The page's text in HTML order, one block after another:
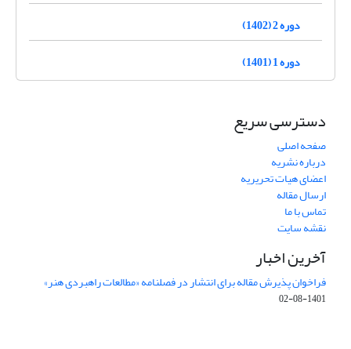
دوره 2 (1402)
دوره 1 (1401)
دسترسی سریع
صفحه اصلی
درباره نشریه
اعضای هیات تحریریه
ارسال مقاله
تماس با ما
نقشه سایت
آخرین اخبار
فراخوان پذیرش مقاله برای انتشار در فصلنامه «مطالعات راهبردی هنر»
1401-08-02